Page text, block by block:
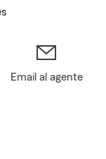
Email al agente